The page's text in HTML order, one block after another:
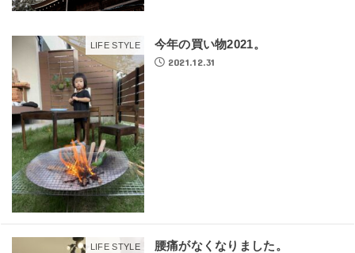
LIFE STYLE 今年の買い物2021。
2021.12.31
LIFE STYLE 腰痛がなくなりました。